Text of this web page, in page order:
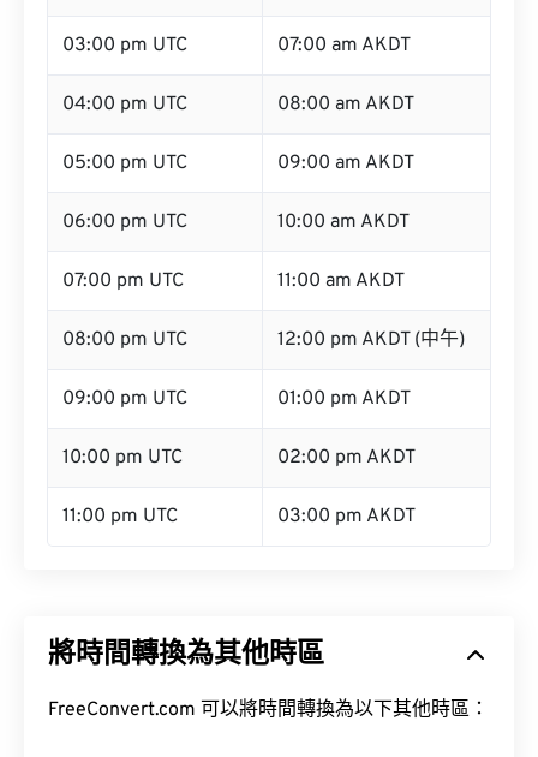
03:00 pm UTC 07:00 am AKDT
04:00 pm UTC 08:00 am AKDT
05:00 pm UTC 09:00 am AKDT
06:00 pm UTC 10:00 am AKDT
07:00 pm UTC 11:00 am AKDT
08:00 pm UTC 12:00 pm AKDT (中午)
09:00 pm UTC 01:00 pm AKDT
10:00 pm UTC 02:00 pm AKDT
11:00 pm UTC 03:00 pm AKDT
將時間轉換為其他時區
FreeConvert.com 可以將時間轉換為以下其他時區：